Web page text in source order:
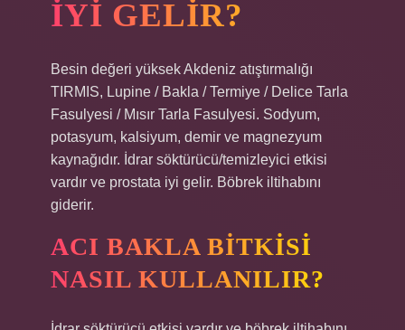
IYI GELIR?
Besin değeri yüksek Akdeniz atıştırmalığı
TIRMIS, Lupine / Bakla / Termiye / Delice Tarla
Fasulyesi / Mısır Tarla Fasulyesi. Sodyum,
potasyum, kalsiyum, demir ve magnezyum
kaynağıdır. İdrar söktürücü/temizleyici etkisi
vardır ve prostata iyi gelir. Böbrek iltihabını
giderir.
ACI BAKLA BITKISI
NASIL KULLANILIR?